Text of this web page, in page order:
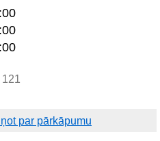
121
par pārkāpumu